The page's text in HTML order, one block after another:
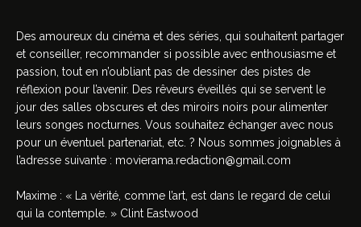
Des amoureux du cinéma et des séries, qui souhaitent partager
et conseiller, recommander si possible avec enthousiasme et
passion, tout en n’oubliant pas de dessiner des pistes de
réflexion pour l’avenir. Des rêveurs éveillés qui se servent le
jour des salles obscures et des miroirs noirs pour alimenter
leurs songes nocturnes. Vous souhaitez échanger avec nous
pour un éventuel partenariat, etc. ? Nous sommes joignables à
l’adresse suivante : movierama.redaction@gmail.com
Maxime : « La vérité, comme l’art, est dans le regard de celui
qui la contemple. » Clint Eastwood